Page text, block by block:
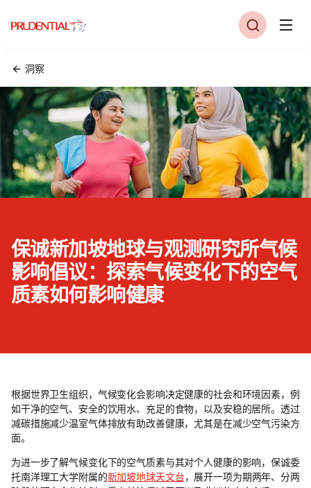
洞察
保诚新加坡地球与观测研究所气候
影响倡议：探索气候变化下的空气
质素如何影响健康
根据世界卫生组织，气候变化会影响决定健康的社会和环境因素，例
如干净的空气、安全的饮用水、充足的食物，以及安稳的居所。透过
减碳措施减少温室气体排放有助改善健康，尤其是在减少空气污染方
面。
为进一步了解气候变化下的空气质素与其对个人健康的影响，保诚委
托南洋理工大学附属的新加坡地球天文台，展开一项为期两年、分两